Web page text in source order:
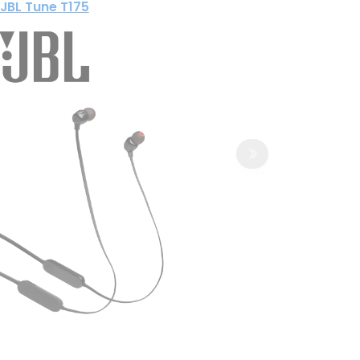
JBL Tune T175